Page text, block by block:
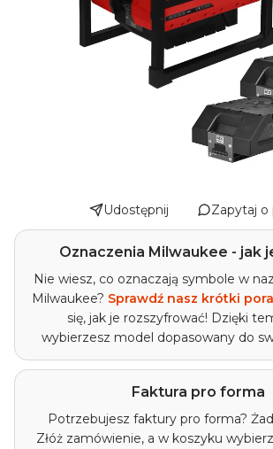
Udostępnij Zapytaj
Oznaczenia Milwaukee - jak
Nie wiesz, co oznaczają symbole w
Milwaukee? Sprawdź nasz krótki
się, jak je rozszyfrować! Dzięki
wybierzesz model dopasowany do
Faktura pro forma
Potrzebujesz faktury pro forma?
Złóż zamówienie, a w koszyku wybierz